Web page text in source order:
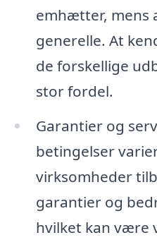
emhætter, mens
generelle. At
de forskellige
stor fordel.
Garantier og
betingelser
virksomheder
garantier og
hvilket kan være